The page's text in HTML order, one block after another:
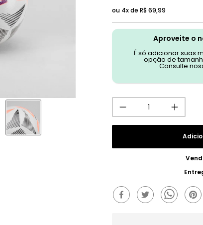
ou 4x de R$ 69,99
Aproveite o
É só adicionar suas
opção de
Consulte